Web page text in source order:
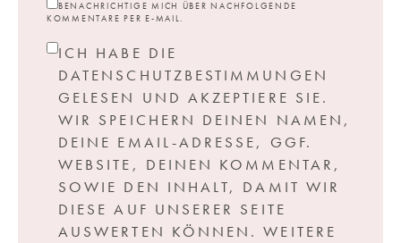
BENACHRICHTIGE MICH ÜBER NACHFOLGENDE
KOMMENTARE PER E-MAIL.
ICH HABE DIE
DATENSCHUTZBESTIMMUNGEN
GELESEN UND AKZEPTIERE SIE.
WIR SPEICHERN DEINEN NAMEN,
DEINE EMAIL-ADRESSE, GGF.
WEBSITE, DEINEN KOMMENTAR,
SOWIE DEN INHALT, DAMIT WIR
DIESE AUF UNSERER SEITE
AUSWERTEN KÖNNEN. WEITERE